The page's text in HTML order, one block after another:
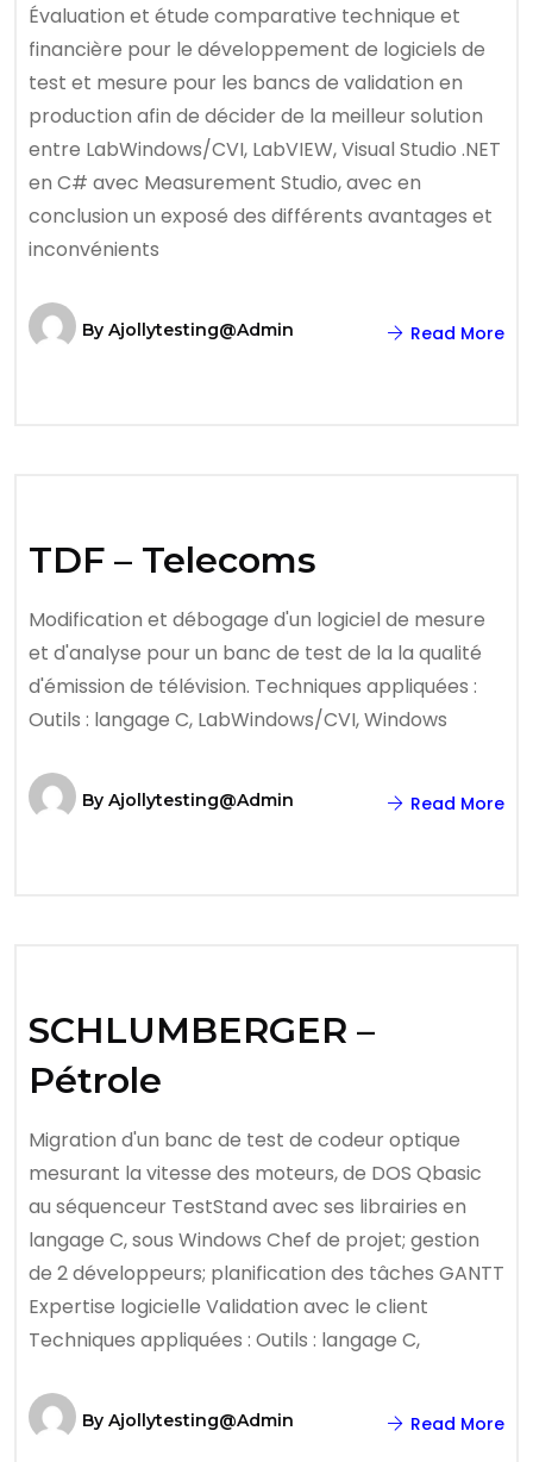
Évaluation et étude comparative technique et
financière pour le développement de logiciels de
test et mesure pour les bancs de validation en
production afin de décider de la meilleur solution
entre LabWindows/CVI, LabVIEW, Visual Studio .NET
en C# avec Measurement Studio, avec en
conclusion un exposé des différents avantages et
inconvénients
By Ajollytesting@admin Read More
TDF – Telecoms
Modification et débogage d'un logiciel de mesure
et d'analyse pour un banc de test de la la qualité
d'émission de télévision. Techniques appliquées :
Outils : langage C, LabWindows/CVI, Windows
By Ajollytesting@admin Read More
SCHLUMBERGER –
Pétrole
Migration d'un banc de test de codeur optique
mesurant la vitesse des moteurs, de DOS Qbasic
au séquenceur TestStand avec ses librairies en
langage C, sous Windows Chef de projet; gestion
de 2 développeurs; planification des tâches GANTT
Expertise logicielle Validation avec le client
Techniques appliquées : Outils : langage C,
By Ajollytesting@admin Read More